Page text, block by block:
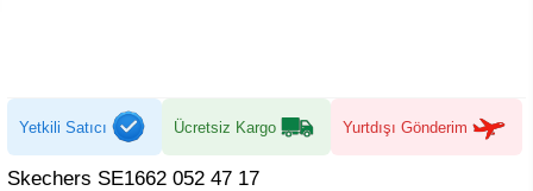
Yetkili Satıcı Ücretsiz Kargo Yurtdışı Gönderim
Skechers SE1662 052 47 17